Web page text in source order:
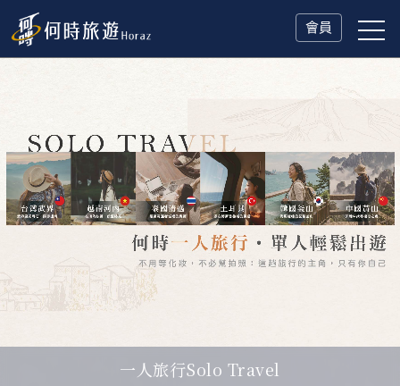
會員
瑞士鐵道．2027 深度之旅一人旅行Solo Travel